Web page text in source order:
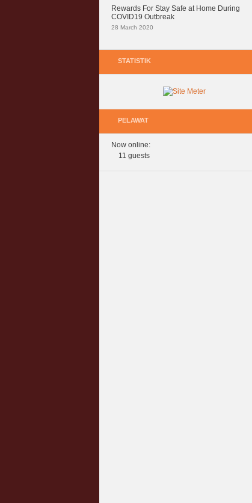
Rewards For Stay Safe at Home During
COVID19 Outbreak
28 March 2020
STATISTIK
PELAWAT
Now online:
11 guests